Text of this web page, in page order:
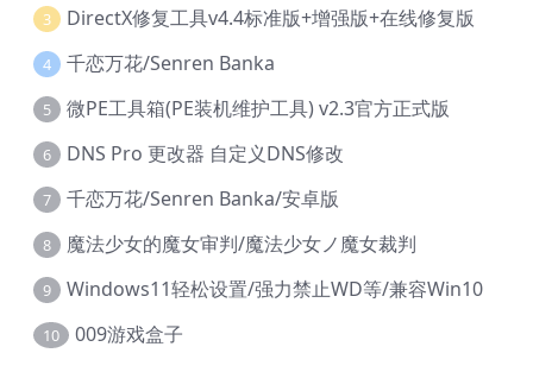
3 DirectX修复工具v4.4标准版+增强版+在线修复版
4 千恋万花/Senren Banka
5 微PE工具箱(PE装机维护工具) v2.3官方正式版
6 DNS Pro 更改器 自定义DNS修改
7 千恋万花/Senren Banka/安卓版
8 魔法少女的魔女审判/魔法少女ノ魔女裁判
9 Windows11轻松设置/强力禁止WD等/兼容Win10
10 009游戏盒子